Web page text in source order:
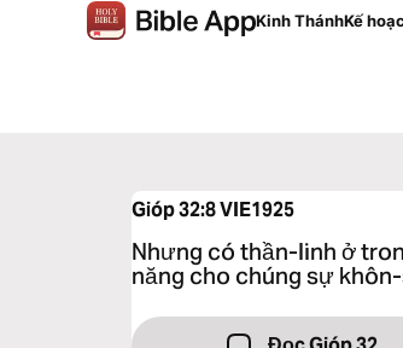
Kinh ThánhKế
Gióp 32:8VIE1925
Nhưng có thần-linh ở
năng cho chúng sự